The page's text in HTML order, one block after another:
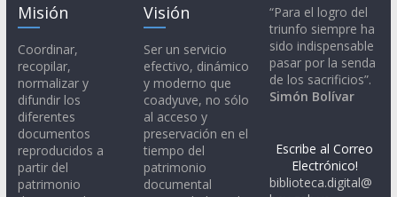
Misión
Coordinar,
recopilar,
normalizar y
difundir los
diferentes
documentos
reproducidos a
partir del
patrimonio
Visión
Ser un servicio
efectivo, dinámico
y moderno que
coadyuve, no sólo
al acceso y
preservación en el
tiempo del
patrimonio
documental
“Para el logro del
triunfo siempre ha
sido indispensable
pasar por la senda
de los sacrificios”.
Simón Bolívar
Escribe al Correo
Electrónico!
biblioteca.digital@